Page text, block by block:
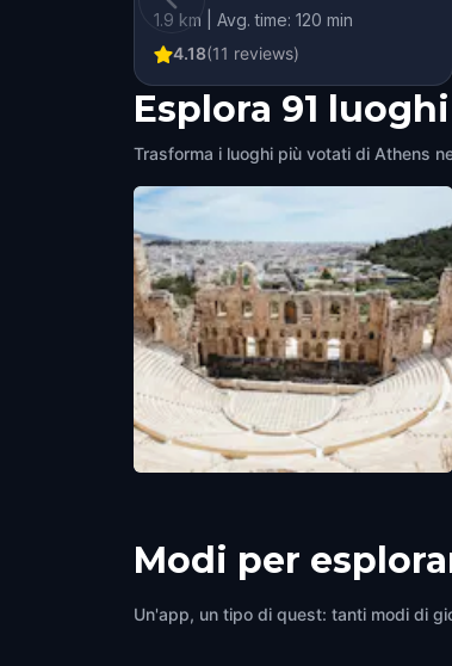
1.9 km | Avg. time: 120 min
4.18(11 reviews)
Esplora 91
Trasforma i luoghi più votati di Athens
Modi per
Un'app, un tipo di quest: tanti modi di